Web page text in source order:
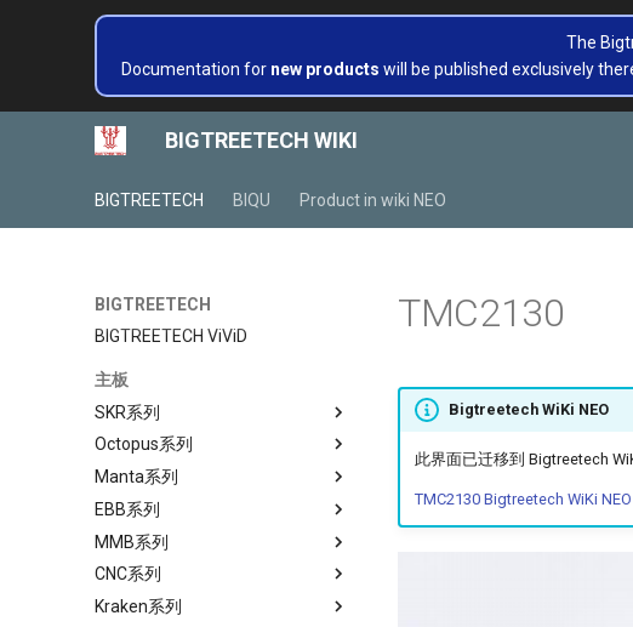
The
Documentation for new products will be published exclusively
BIGTREETECH WIKI
BIGTREETECH BIQU Product in wiki NEO
BIGTREETECH
BIGTREETECH ViViD
主板
SKR系列
SKR MINI E3
SKR 3 EZ
SKR 3
SKR Pico
SKR PRO V1.2
SKR V1.4
Octopus系列
Octopus
Octopus Pro
Octopus MAX EZ
Manta系列
M4P
M5P
M8P
M8P V2.0
EBB系列
EBB 36 CAN
EBB 42 CAN
EBB 2240/2209 CAN
MMB系列
MMB CAN V1.0
MMB CAN V2.0
CNC系列
Rodent
Kraken系列
TMC2130
Bigtreetech WiKi NEO
此界面已迁移到 Bigtreetech
TMC2130 Bigtreetech WiKi NEO